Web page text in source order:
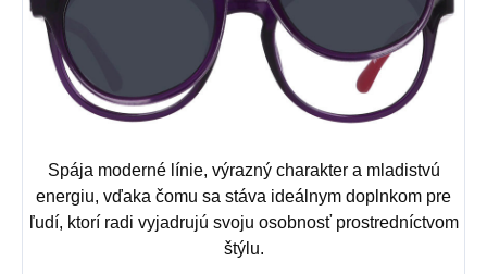
Spája moderné línie, výrazný charakter a mladistvú
energiu, vďaka čomu sa stáva ideálnym doplnkom pre
ľudí, ktorí radi vyjadrujú svoju osobnosť prostredníctvom
štýlu.